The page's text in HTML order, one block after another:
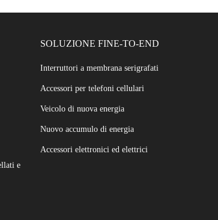
e
SOLUZIONE FINE-TO-END
Interruttori a membrana serigrafati
Accessori per telefoni cellulari
Veicolo di nuova energia
Nuovo accumulo di energia
Accessori elettronici ed elettrici